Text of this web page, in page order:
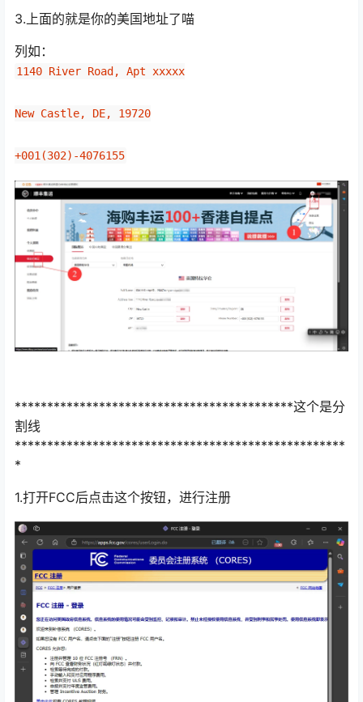
3.上面的就是你的美国地址了喵
列如：
1140 River Road, Apt xxxxx
New Castle, DE, 19720
+001(302)-4076155
*******************************************这个是分
割线
***************************************************
*
1.打开FCC后点击这个按钮，进行注册